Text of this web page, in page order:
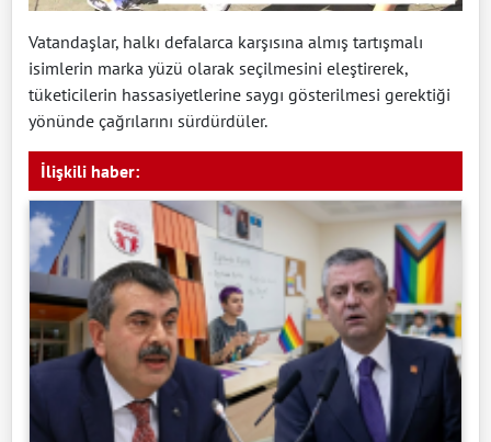
Vatandaşlar, halkı defalarca karşısına almış tartışmalı
isimlerin marka yüzü olarak seçilmesini eleştirerek,
tüketicilerin hassasiyetlerine saygı gösterilmesi gerektiği
yönünde çağrılarını sürdürdüler.
İlişkili haber: